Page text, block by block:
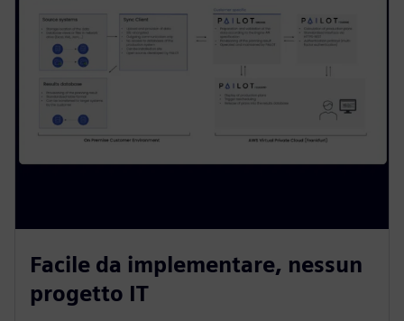
Facile da implementare, nessun
progetto IT